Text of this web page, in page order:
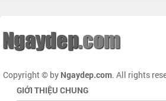
Copyright © by Ngaydep.com. All rights
GIỚI THIỆU CHUNG